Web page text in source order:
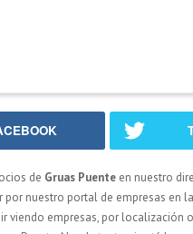
de Gruas Puente en nuestro
por nuestro portal de empresas
viendo empresas, por localización